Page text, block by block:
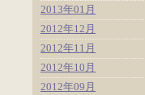
2013年01月
2012年12月
2012年11月
2012年10月
2012年09月